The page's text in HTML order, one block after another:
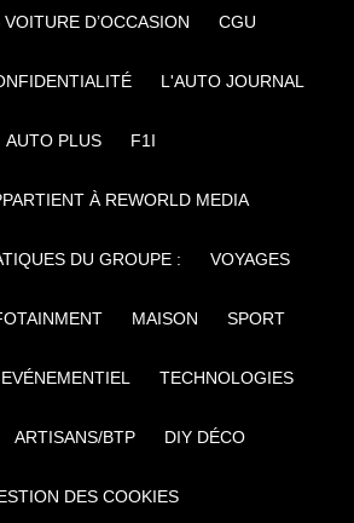
D’OCCASION CGU
L'AUTO JOURNAL
AUTO PLUS F1I
À REWORLD MEDIA
DU GROUPE : VOYAGES
MAISON SPORT
TECHNOLOGIES
ARTISANS/BTP DIY DÉCO
DES COOKIES